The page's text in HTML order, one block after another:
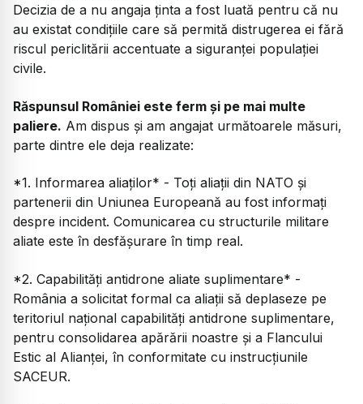
Decizia de a nu angaja ținta a fost luată pentru că nu
au existat condițiile care să permită distrugerea ei fără
riscul periclitării accentuate a siguranței populației
civile.
Răspunsul României este ferm și pe mai multe
paliere. Am dispus și am angajat următoarele măsuri,
parte dintre ele deja realizate:
*1. Informarea aliaților* - Toți aliații din NATO și
partenerii din Uniunea Europeană au fost informați
despre incident. Comunicarea cu structurile militare
aliate este în desfășurare în timp real.
*2. Capabilități antidrone aliate suplimentare* -
România a solicitat formal ca aliații să deplaseze pe
teritoriul național capabilități antidrone suplimentare,
pentru consolidarea apărării noastre și a Flancului
Estic al Alianței, în conformitate cu instrucțiunile
SACEUR.